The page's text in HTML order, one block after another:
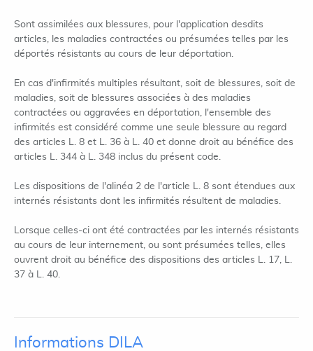
Sont assimilées aux blessures, pour l'application desdits
articles, les maladies contractées ou présumées telles par les
déportés résistants au cours de leur déportation.
En cas d'infirmités multiples résultant, soit de blessures, soit de
maladies, soit de blessures associées à des maladies
contractées ou aggravées en déportation, l'ensemble des
infirmités est considéré comme une seule blessure au regard
des articles L. 8 et L. 36 à L. 40 et donne droit au bénéfice des
articles L. 344 à L. 348 inclus du présent code.
Les dispositions de l'alinéa 2 de l'article L. 8 sont étendues aux
internés résistants dont les infirmités résultent de maladies.
Lorsque celles-ci ont été contractées par les internés résistants
au cours de leur internement, ou sont présumées telles, elles
ouvrent droit au bénéfice des dispositions des articles L. 17, L.
37 à L. 40.
Informations DILA